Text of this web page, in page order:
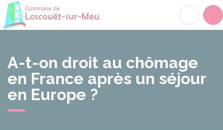
A-t-on droit au chômage
en France après un séjour
en Europe ?